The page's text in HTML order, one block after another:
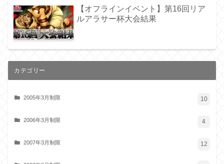
【オフラインイベント】第16回リア
ルアラサー杯大会結果
カテゴリー
2005年3月制限 10
2006年3月制限 4
2007年3月制限 12